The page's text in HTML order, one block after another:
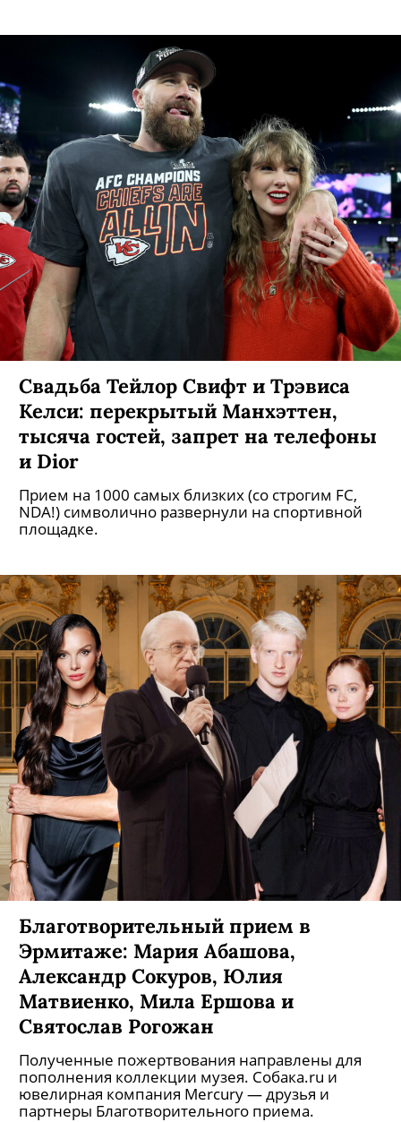
Свадьба Тейлор Свифт и Трэвиса
Келси: перекрытый Манхэттен,
тысяча гостей, запрет на телефоны
и Dior
Прием на 1000 самых близких (со строгим FC,
NDA!) символично развернули на спортивной
площадке.
Благотворительный прием в
Эрмитаже: Мария Абашова,
Александр Сокуров, Юлия
Матвиенко, Мила Ершова и
Святослав Рогожан
Полученные пожертвования направлены для
пополнения коллекции музея. Собака.ru и
ювелирная компания Mercury — друзья и
партнеры Благотворительного приема.